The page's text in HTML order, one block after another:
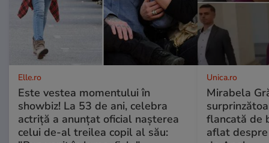
Elle.ro
Este vestea momentului în
showbiz! La 53 de ani, celebra
actriță a anunțat oficial nașterea
celui de-al treilea copil al său:
Unica.ro
Mirabela
flancată de
aflat